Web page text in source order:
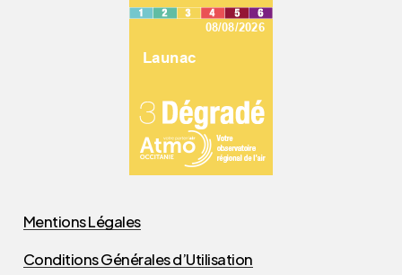
Mentions Légales
Conditions Générales d’Utilisation